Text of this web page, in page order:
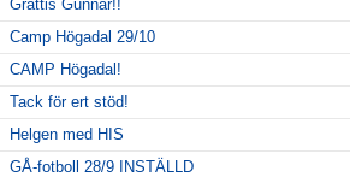
Grattis Gunnar!!
Camp Högadal 29/10
CAMP Högadal!
Tack för ert stöd!
Helgen med HIS
GÅ-fotboll 28/9 INSTÄLLD